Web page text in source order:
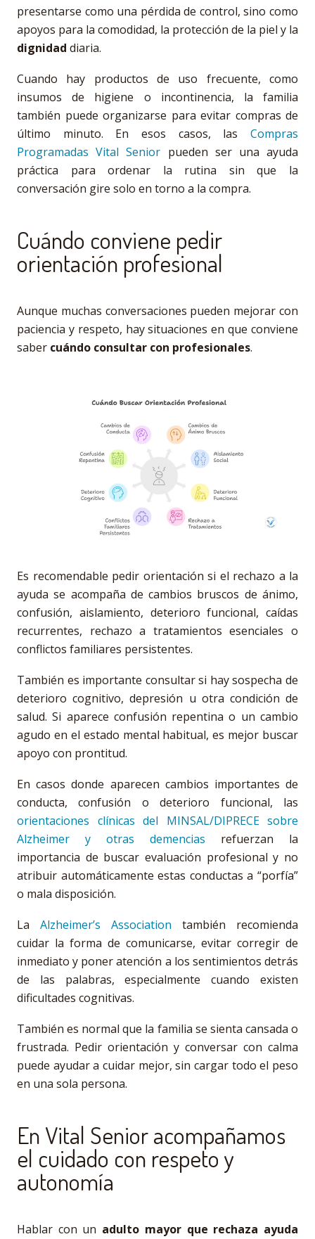
presentarse como una pérdida de control, sino como
apoyos para la comodidad, la protección de la piel y la
dignidad diaria.
Cuando hay productos de uso frecuente, como
insumos de higiene o incontinencia, la familia
también puede organizarse para evitar compras de
último minuto. En esos casos, las Compras
Programadas Vital Senior pueden ser una ayuda
práctica para ordenar la rutina sin que la
conversación gire solo en torno a la compra.
Cuándo conviene pedir
orientación profesional
Aunque muchas conversaciones pueden mejorar con
paciencia y respeto, hay situaciones en que conviene
saber cuándo consultar con profesionales.
Es recomendable pedir orientación si el rechazo a la
ayuda se acompaña de cambios bruscos de ánimo,
confusión, aislamiento, deterioro funcional, caídas
recurrentes, rechazo a tratamientos esenciales o
conflictos familiares persistentes.
También es importante consultar si hay sospecha de
deterioro cognitivo, depresión u otra condición de
salud. Si aparece confusión repentina o un cambio
agudo en el estado mental habitual, es mejor buscar
apoyo con prontitud.
En casos donde aparecen cambios importantes de
conducta, confusión o deterioro funcional, las
orientaciones clínicas del MINSAL/DIPRECE sobre
Alzheimer y otras demencias refuerzan la
importancia de buscar evaluación profesional y no
atribuir automáticamente estas conductas a “porfía”
o mala disposición.
La Alzheimer’s Association también recomienda
cuidar la forma de comunicarse, evitar corregir de
inmediato y poner atención a los sentimientos detrás
de las palabras, especialmente cuando existen
dificultades cognitivas.
También es normal que la familia se sienta cansada o
frustrada. Pedir orientación y conversar con calma
puede ayudar a cuidar mejor, sin cargar todo el peso
en una sola persona.
En Vital Senior acompañamos
el cuidado con respeto y
autonomía
Hablar con un adulto mayor que rechaza ayuda